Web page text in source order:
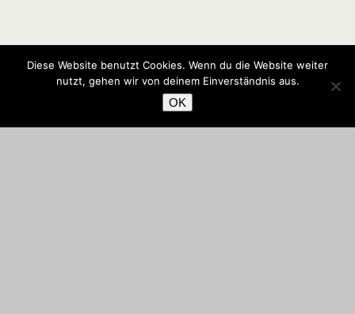
Diese Website benutzt Cookies. Wenn du die Website weiter
nutzt, gehen wir von deinem Einverständnis aus.
OK